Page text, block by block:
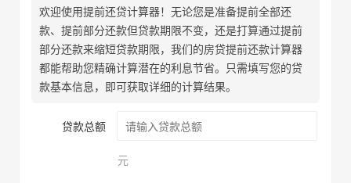
欢迎使用提前还贷计算器！无论您是准备提前全部还
款、提前部分还款但贷款期限不变，还是打算通过提前
部分还款来缩短贷款期限，我们的房贷提前还款计算器
都能帮助您精确计算潜在的利息节省。只需填写您的贷
款基本信息，即可获取详细的计算结果。
贷款总额
元